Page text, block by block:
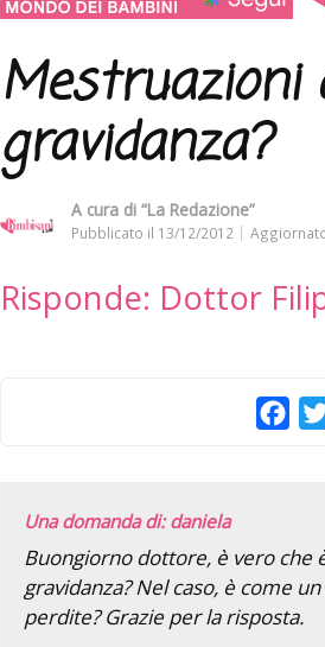
Mestruazioni
gravidanza?
A cura di “La Redazione”
Pubblicato il 13/12/2012
Risponde: Dottor
Una domanda di: daniela
Buongiorno dottore, è vero che
gravidanza? Nel caso, è come
perdite? Grazie per la risposta.